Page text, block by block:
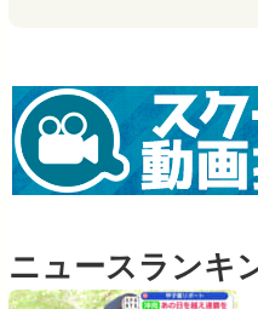
ニュースランキ